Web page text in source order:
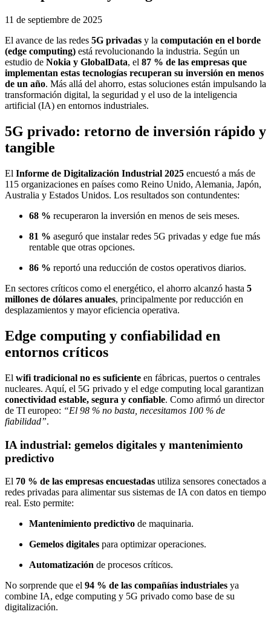
11 de septiembre de 2025
El avance de las redes 5G privadas y la computación en el borde
(edge computing) está revolucionando la industria. Según un
estudio de Nokia y GlobalData, el 87 % de las empresas que
implementan estas tecnologías recuperan su inversión en menos
de un año. Más allá del ahorro, estas soluciones están impulsando la
transformación digital, la seguridad y el uso de la inteligencia
artificial (IA) en entornos industriales.
5G privado: retorno de inversión rápido y
tangible
El Informe de Digitalización Industrial 2025 encuestó a más de
115 organizaciones en países como Reino Unido, Alemania, Japón,
Australia y Estados Unidos. Los resultados son contundentes:
68 % recuperaron la inversión en menos de seis meses.
81 % aseguró que instalar redes 5G privadas y edge fue más
rentable que otras opciones.
86 % reportó una reducción de costos operativos diarios.
En sectores críticos como el energético, el ahorro alcanzó hasta 5
millones de dólares anuales, principalmente por reducción en
desplazamientos y mayor eficiencia operativa.
Edge computing y confiabilidad en
entornos críticos
El wifi tradicional no es suficiente en fábricas, puertos o centrales
nucleares. Aquí, el 5G privado y el edge computing local garantizan
conectividad estable, segura y confiable. Como afirmó un director
de TI europeo: “El 98 % no basta, necesitamos 100 % de
fiabilidad”.
IA industrial: gemelos digitales y mantenimiento
predictivo
El 70 % de las empresas encuestadas utiliza sensores conectados a
redes privadas para alimentar sus sistemas de IA con datos en tiempo
real. Esto permite:
Mantenimiento predictivo de maquinaria.
Gemelos digitales para optimizar operaciones.
Automatización de procesos críticos.
No sorprende que el 94 % de las compañías industriales ya
combine IA, edge computing y 5G privado como base de su
digitalización.